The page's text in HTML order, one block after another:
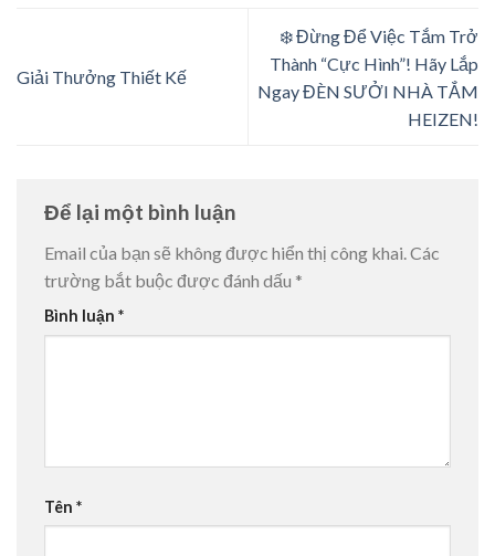
Giải Thưởng Thiết Kế
❄️ Đừng Để Việc Tắm Trở
Thành “Cực Hình”! Hãy Lắp
Ngay ĐÈN SƯỞI NHÀ TẮM
HEIZEN!
Để lại một bình luận
Email của bạn sẽ không được hiển thị công khai.Các
trường bắt buộc được đánh dấu *
Bình luận *
Tên *